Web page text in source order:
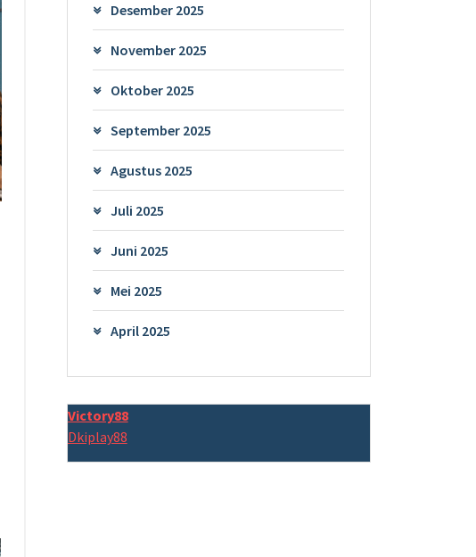
Desember 2025
November 2025
Oktober 2025
September 2025
Agustus 2025
Juli 2025
Juni 2025
Mei 2025
April 2025
Victory88
Dkiplay88